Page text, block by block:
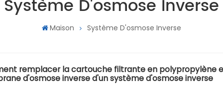
Système D'osmose Inverse
Maison Système D'osmose Inverse
remplacer la cartouche filtrante en polypropylène
d'osmose inverse d'un système d'osmose inverse